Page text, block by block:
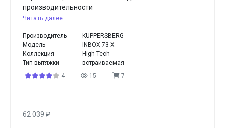
производительности
Читать далее
Производитель
KUPPERSBERG
Модель
INBOX 73 X
Коллекция
High-Tech
Тип вытяжки
встраиваемая
4
15 7
62 039₽